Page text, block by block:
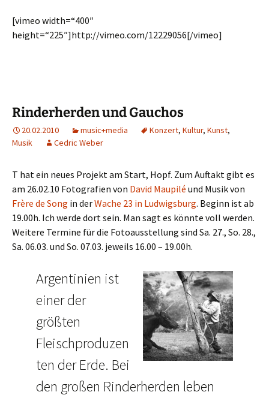
[vimeo width=“400″
height=“225″]http://vimeo.com/12229056[/vimeo]
Rinderherden und Gauchos
20.02.2010 music+media Konzert, Kultur, Kunst,
Musik
Cedric Weber
T hat ein neues Projekt am Start, Hopf. Zum Auftakt gibt es
am 26.02.10 Fotografien von David Maupilé und Musik von
Frère de Song in derWache 23 in Ludwigsburg. Beginn ist ab
19.00h. Ich werde dort sein. Man sagt es könnte voll werden.
Weitere Termine für die Fotoausstellung sind Sa. 27., So. 28.,
Sa. 06.03. und So. 07.03. jeweils 16.00 – 19.00h.
Argentinien ist
einer der
größten
Fleischproduzen
ten der Erde. Bei
den großen Rinderherden leben